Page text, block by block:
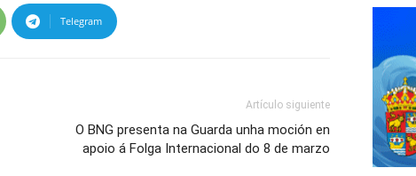
Telegram
Artículo siguiente
O BNG presenta na Guarda unha moción en
apoio á Folga Internacional do 8 de marzo